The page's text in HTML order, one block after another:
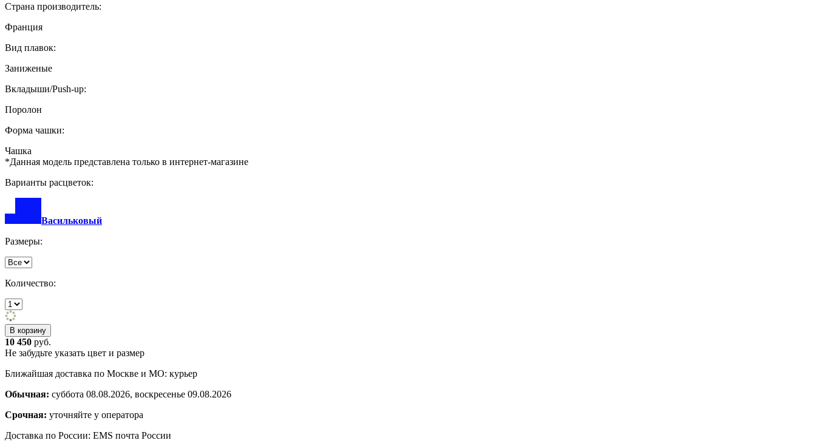
Страна производитель:
Франция
Вид плавок:
Заниженые
Вкладыши/Push-up:
Поролон
Форма чашки:
Чашка
*Данная модель представлена только в интернет-магазине
Варианты расцветок:
Васильковый
Размеры:
Количество:
10 450 руб.
Не забудьте указать цвет и размер
Ближайшая доставка по Москве и МО: курьер
Обычная: суббота 08.08.2026, воскресенье 09.08.2026
Срочная: уточняйте у оператора
Доставка по России: EMS почта России